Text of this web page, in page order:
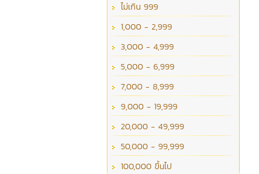
ไม่เกิน 999
1,000 - 2,999
3,000 - 4,999
5,000 - 6,999
7,000 - 8,999
9,000 - 19,999
20,000 - 49,999
50,000 - 99,999
100,000 ขึ้นไป